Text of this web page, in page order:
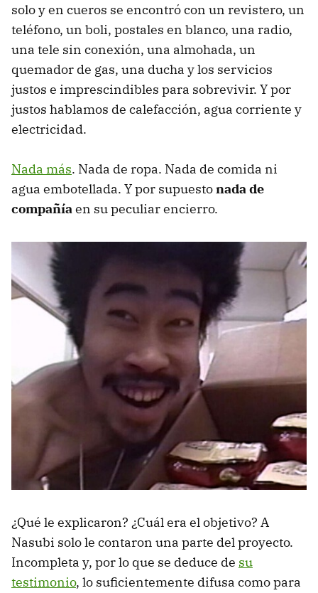
solo y en cueros se encontró con un revistero, un
teléfono, un boli, postales en blanco, una radio,
una tele sin conexión, una almohada, un
quemador de gas, una ducha y los servicios
justos e imprescindibles para sobrevivir. Y por
justos hablamos de calefacción, agua corriente y
electricidad.
Nada más. Nada de ropa. Nada de comida ni
agua embotellada. Y por supuestonada de
compañíaen su peculiar encierro.
¿Qué le explicaron? ¿Cuál era el objetivo? A
Nasubi solo le contaron una parte del proyecto.
Incompleta y, por lo que se deduce de su
testimonio, lo suficientemente difusa como para